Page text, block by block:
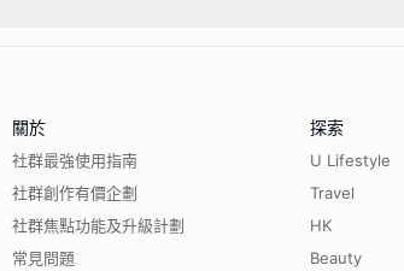
關於
社群最強使用指南
社群創作有價企劃
社群焦點功能及升級計劃
常見問題
探索
U Lifestyle
Travel
HK
Beauty